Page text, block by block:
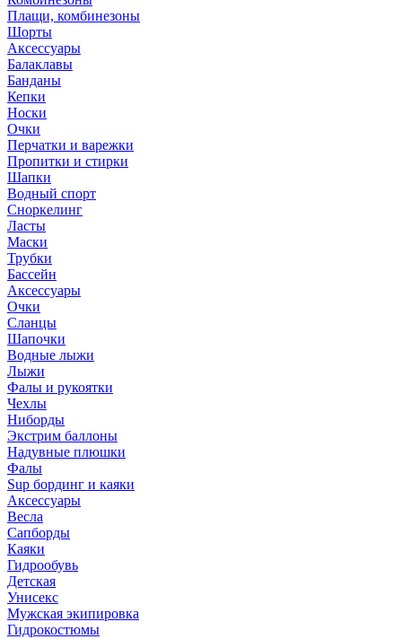
Плащи, комбинезоны
Шорты
Аксессуары
Балаклавы
Банданы
Кепки
Носки
Очки
Перчатки и варежки
Пропитки и стирки
Шапки
Водный спорт
Сноркелинг
Ласты
Маски
Трубки
Бассейн
Аксессуары
Очки
Сланцы
Шапочки
Водные лыжи
Лыжи
Фалы и рукоятки
Чехлы
Ниборды
Экстрим баллоны
Надувные плюшки
Фалы
Sup бординг и каяки
Аксессуары
Весла
Сапборды
Каяки
Гидрообувь
Детская
Унисекс
Мужская экипировка
Гидрокостюмы